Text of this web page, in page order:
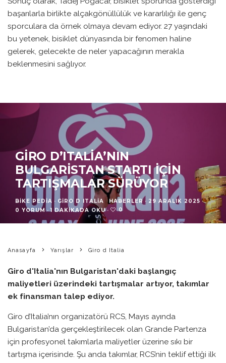
başarılarla birlikte alçakgönüllülük ve kararlılığı ile genç
sporculara da örnek olmaya devam ediyor. 27 yaşındaki
bu yetenek, bisiklet dünyasında bir fenomen haline
gelerek, gelecekte de neler yapacağının merakla
beklenmesini sağlıyor.
GIRO D’ITALIA’NIN
BULGARISTAN STARTI İÇIN
TARTIŞMALAR SÜRÜYOR
BIKE PEDIA · GIRO D ITALIA HABERLER · 29 ARALIK 2025 ·
0 YORUM · 1 DAKIKADA OKU · 0
Anasayfa Yarışlar Giro d Italia
Giro d'Italia'nın Bulgaristan'daki başlangıç
maliyetleri üzerindeki tartışmalar artıyor, takımlar
ek finansman talep ediyor.
Giro d’Italia’nın organizatörü RCS, Mayıs ayında
Bulgaristan’da gerçekleştirilecek olan Grande Partenza
için profesyonel takımlarla maliyetler üzerine sıkı bir
tartışma içerisinde. Şu anda takımlar, RCS’nin teklif ettiği ilk